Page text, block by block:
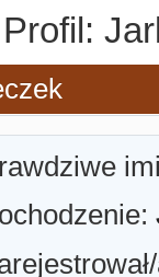
Profil: